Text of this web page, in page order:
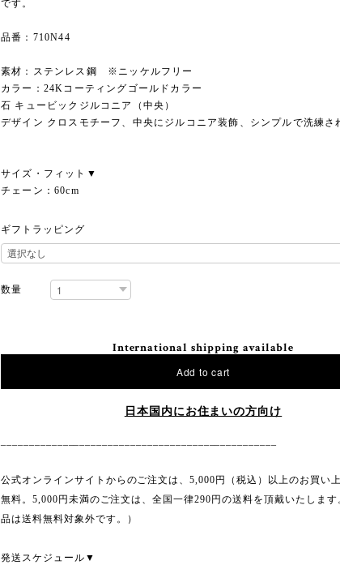
です。
品番：710N44
素材：ステンレス鋼 ※ニッケルフリー
カラー：24Kコーティングゴールドカラー
石 キュービックジルコニア（中央）
デザイン クロスモチーフ、中央にジルコニア装飾、シンプルで洗練さ
サイズ・フィット▼
チェーン：60cm
ギフトラッピング
数量
International shipping available
Add to cart
日本国内にお住まいの方向け
公式オンラインサイトからのご注文は、5,000円（税込）以上のお買い
無料。5,000円未満のご注文は、全国一律290円の送料を頂戴いたしま
品は送料無料対象外です。）
発送スケジュール▼